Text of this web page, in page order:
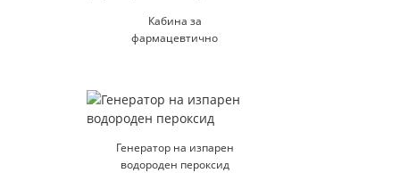
Кабина за
фармацевтично
Генератор на изпарен
водороден пероксид